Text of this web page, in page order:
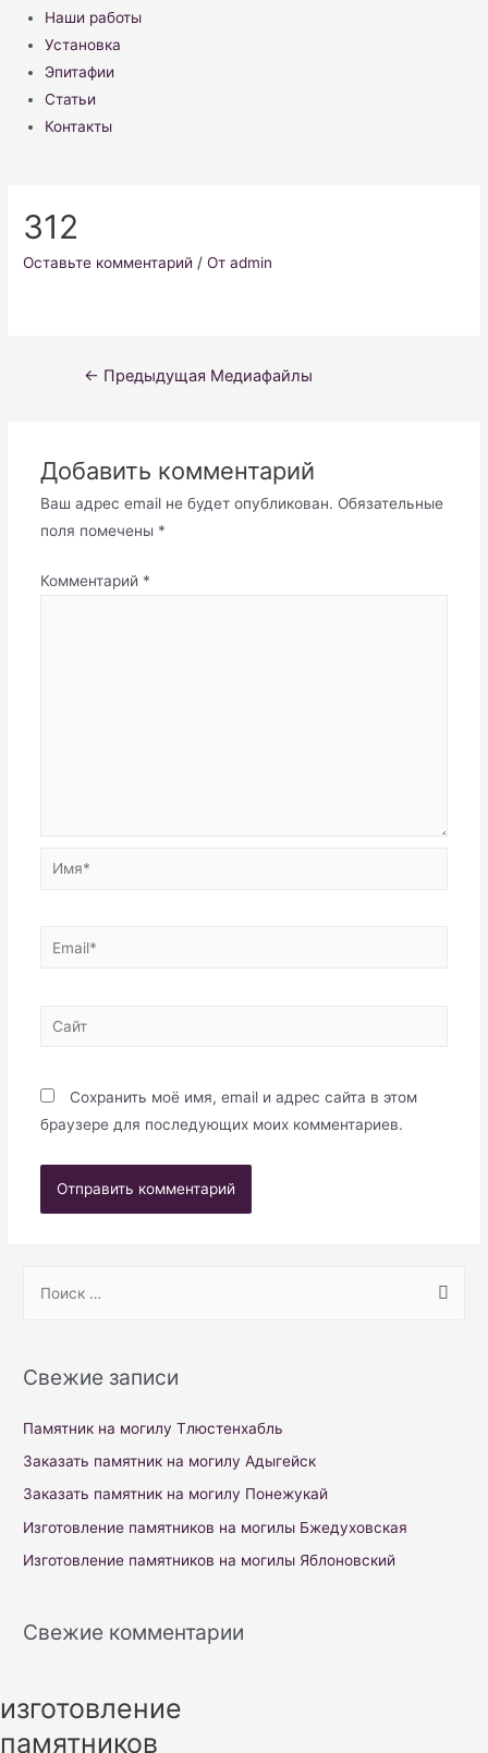
Наши работы
Установка
Эпитафии
Статьи
Контакты
312
Оставьте комментарий / От admin
Навигация
← Предыдущая Медиафайлы
Добавить комментарий
Ваш адрес email не будет опубликован. Обязательные
поля помечены *
Комментарий *
Имя*
Email*
Сайт
Сохранить моё имя, email и адрес сайта в этом
браузере для последующих моих комментариев.
r
h
f
o
Свежие записи
Памятник на могилу Тлюстенхабль
Заказать памятник на могилу Адыгейск
Заказать памятник на могилу Понежукай
Изготовление памятников на могилы Бжедуховская
Изготовление памятников на могилы Яблоновский
Свежие комментарии
изготовление
памятников